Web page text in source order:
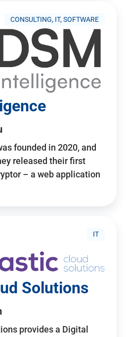
CONSULTING, IT, SOFTWARE
founded in 2020, and
released their first
– a web application
IT
Solutions
provides a Digital